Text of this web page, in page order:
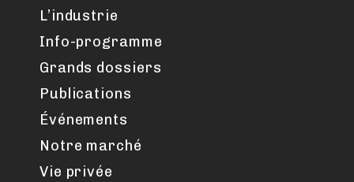
L’industrie
Info-programme
Grands dossiers
Publications
Événements
Notre marché
Vie privée